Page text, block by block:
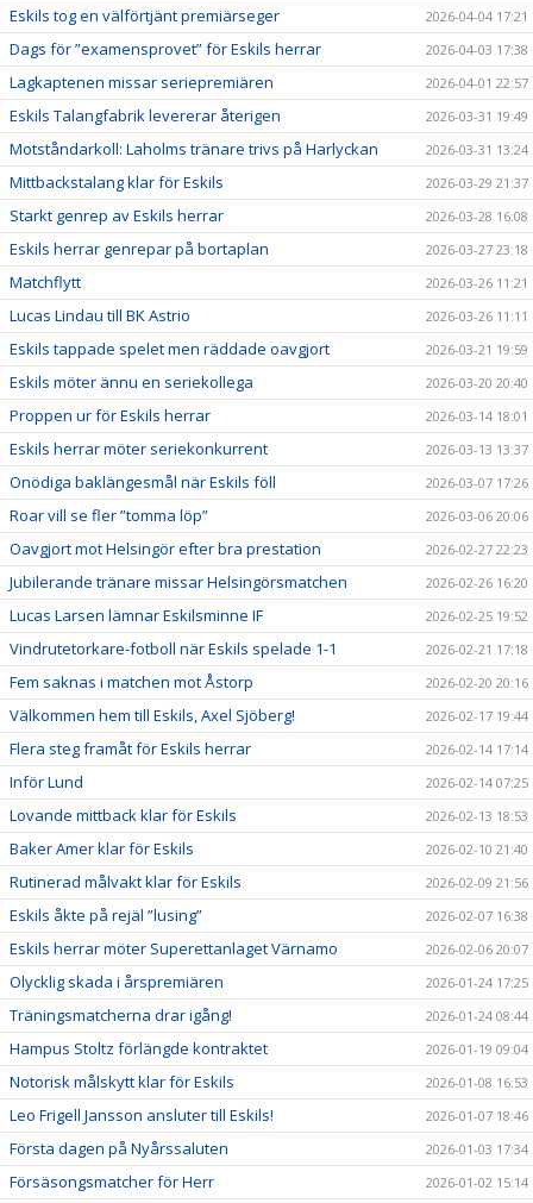
Eskils tog en välförtjänt premiärseger 2026-04-04 17:21
Dags för ”examensprovet” för Eskils herrar 2026-04-03 17:38
Lagkaptenen missar seriepremiären 2026-04-01 22:57
Eskils Talangfabrik levererar återigen 2026-03-31 19:49
Motståndarkoll: Laholms tränare trivs på Harlyckan 2026-03-31 13:24
Mittbackstalang klar för Eskils 2026-03-29 21:37
Starkt genrep av Eskils herrar 2026-03-28 16:08
Eskils herrar genrepar på bortaplan 2026-03-27 23:18
Matchflytt 2026-03-26 11:21
Lucas Lindau till BK Astrio 2026-03-26 11:11
Eskils tappade spelet men räddade oavgjort 2026-03-21 19:59
Eskils möter ännu en seriekollega 2026-03-20 20:40
Proppen ur för Eskils herrar 2026-03-14 18:01
Eskils herrar möter seriekonkurrent 2026-03-13 13:37
Onödiga baklängesmål när Eskils föll 2026-03-07 17:26
Roar vill se fler ”tomma löp” 2026-03-06 20:06
Oavgjort mot Helsingör efter bra prestation 2026-02-27 22:23
Jubilerande tränare missar Helsingörsmatchen 2026-02-26 16:20
Lucas Larsen lämnar Eskilsminne IF 2026-02-25 19:52
Vindrutetorkare-fotboll när Eskils spelade 1-1 2026-02-21 17:18
Fem saknas i matchen mot Åstorp 2026-02-20 20:16
Välkommen hem till Eskils, Axel Sjöberg! 2026-02-17 19:44
Flera steg framåt för Eskils herrar 2026-02-14 17:14
Inför Lund 2026-02-14 07:25
Lovande mittback klar för Eskils 2026-02-13 18:53
Baker Amer klar för Eskils 2026-02-10 21:40
Rutinerad målvakt klar för Eskils 2026-02-09 21:56
Eskils åkte på rejäl ”lusing” 2026-02-07 16:38
Eskils herrar möter Superettanlaget Värnamo 2026-02-06 20:07
Olycklig skada i årspremiären 2026-01-24 17:25
Träningsmatcherna drar igång! 2026-01-24 08:44
Hampus Stoltz förlängde kontraktet 2026-01-19 09:04
Notorisk målskytt klar för Eskils 2026-01-08 16:53
Leo Frigell Jansson ansluter till Eskils! 2026-01-07 18:46
Första dagen på Nyårssaluten 2026-01-03 17:34
Försäsongsmatcher för Herr 2026-01-02 15:14